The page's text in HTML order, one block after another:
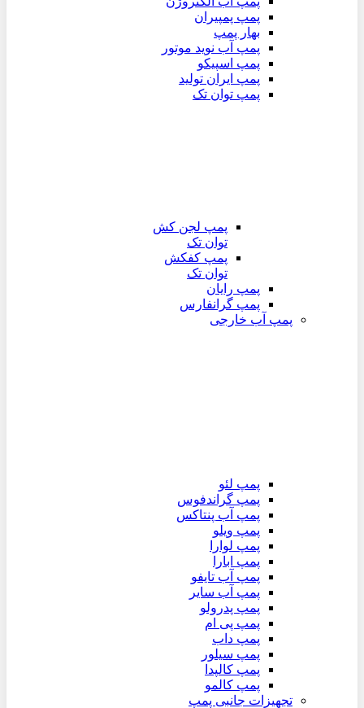
پمپ پمپیران
بهار پمپ
پمپ آب نوید موتور
پمپ اسپیکو
پمپ ایران تولید
پمپ توان تک
پمپ لجن کش
توان تک
پمپ کفکش
توان تک
پمپ رایان
پمپ گرانفارس
پمپ آب خارجی
پمپ لئو
پمپ گراندفوس
پمپ آب پنتاکس
پمپ ویلو
پمپ لوارا
پمپ ابارا
پمپ آب تایفو
پمپ آب سایر
پمپ پدرولو
پمپ پی ام
پمپ داب
پمپ سیلور
پمپ کالپدا
پمپ کالمو
تجهیزات جانبی پمپ